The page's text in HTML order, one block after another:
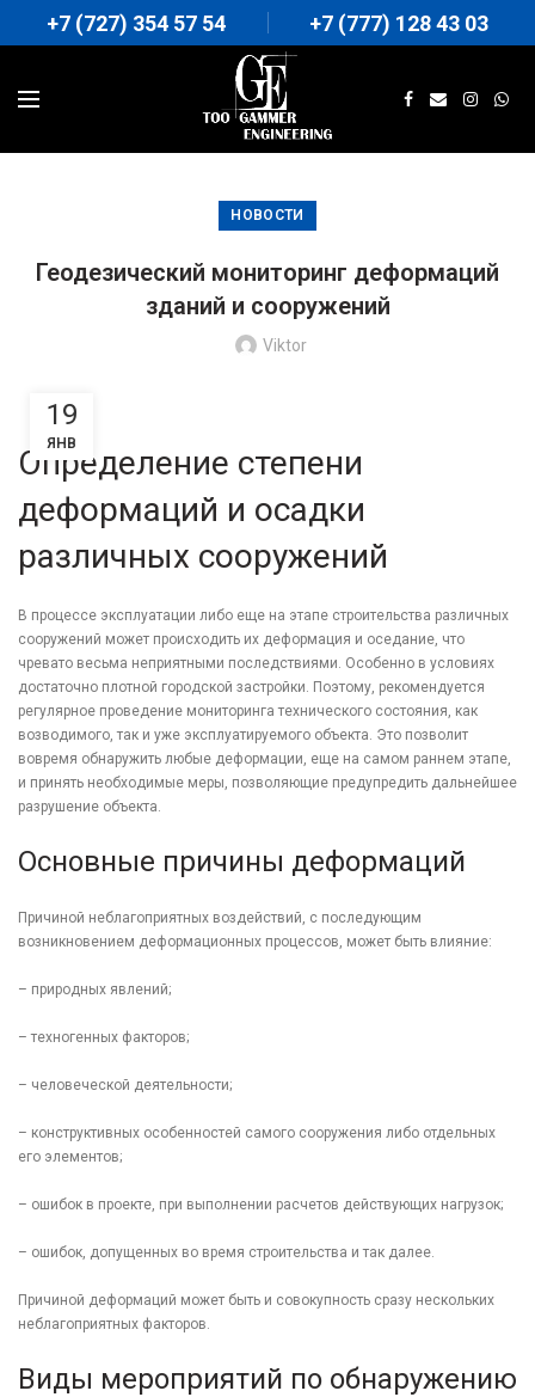
+7 (727) 354 57 54 +7 (777) 128 43 03
НОВОСТИ
Геодезический мониторинг деформаций
зданий и сооружений
Viktor
19
ЯНВ
Определение степени
деформаций и осадки
различных сооружений
В процессе эксплуатации либо еще на этапе строительства различных
сооружений может происходить их деформация и оседание, что
чревато весьма неприятными последствиями. Особенно в условиях
достаточно плотной городской застройки. Поэтому, рекомендуется
регулярное проведение мониторинга технического состояния, как
возводимого, так и уже эксплуатируемого объекта. Это позволит
вовремя обнаружить любые деформации, еще на самом раннем этапе,
и принять необходимые меры, позволяющие предупредить дальнейшее
разрушение объекта.
Основные причины деформаций
Причиной неблагоприятных воздействий, с последующим
возникновением деформационных процессов, может быть влияние:
– природных явлений;
– техногенных факторов;
– человеческой деятельности;
– конструктивных особенностей самого сооружения либо отдельных
его элементов;
– ошибок в проекте, при выполнении расчетов действующих нагрузок;
– ошибок, допущенных во время строительства и так далее.
Причиной деформаций может быть и совокупность сразу нескольких
неблагоприятных факторов.
Виды мероприятий по обнаружению